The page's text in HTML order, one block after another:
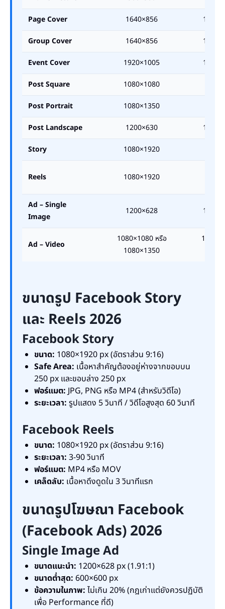
Page Cover 1640×856 1.91:1
Group Cover 1640×856 1.91:1
Event Cover 1920×1005 1.91:1
Post Square 1080×1080
Post Portrait 1080×1350
Post Landscape 1200×630 1.91:1
Story 1080×1920
Reels 1080×1920
Ad – Single
Image
1200×628 1.91:1
Ad – Video
1080×1080 หรือ
1080×1350
1:1 หรือ
ขนาดรูป Facebook Story
และ Reels 2026
Facebook Story
ขนาด: 1080×1920 px (อัตราส่วน 9:16)
Safe Area: เนื้อหาสำคัญต้องอยู่ห่างจากขอบบน
250 px และขอบล่าง 250 px
ฟอร์แมต:JPG, PNG หรือ MP4 (สำหรับวิดีโอ)
ระยะเวลา: รูปแสดง 5 วินาที / วิดีโอสูงสุด 60 วินาที
Facebook Reels
ขนาด: 1080×1920 px (อัตราส่วน 9:16)
ระยะเวลา: 3-90 วินาที
ฟอร์แมต: MP4 หรือ MOV
เคล็ดลับ: เนื้อหาดึงดูดใน 3 วินาทีแรก
ขนาดรูปโฆษณา Facebook
(Facebook Ads) 2026
Single Image Ad
ขนาดแนะนำ: 1200×628 px (1.91:1)
ขนาดต่ำสุด: 600×600 px
ข้อความในภาพ: ไม่เกิน 20% (กฎเก่าแต่ยังควรปฏิบัติ
เพื่อ Performance ที่ดี)